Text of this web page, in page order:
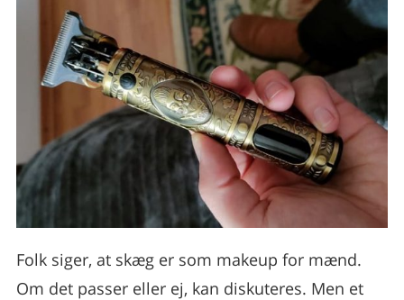
Folk siger, at skæg er som makeup for mænd.
Om det passer eller ej, kan diskuteres. Men et